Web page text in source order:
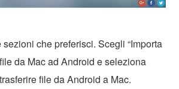
che preferisci. Scegli “Importa
da Mac ad Android e seleziona
file da Android a Mac.